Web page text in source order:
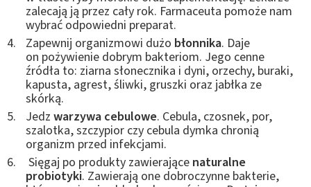
zalecają ją przez cały rok. Farmaceuta pomoże nam
wybrać odpowiedni preparat.
Zapewnij organizmowi dużo błonnika. Daje
on pożywienie dobrym bakteriom. Jego cenne
źródła to: ziarna słonecznika i dyni, orzechy, buraki,
kapusta, agrest, śliwki, gruszki oraz jabłka ze
skórką.
Jedz warzywa cebulowe. Cebula, czosnek, por,
szalotka, szczypior czy cebula dymka chronią
organizm przed infekcjami.
Sięgaj po produkty zawierające naturalne
probiotyki. Zawierają one dobroczynne bakterie,